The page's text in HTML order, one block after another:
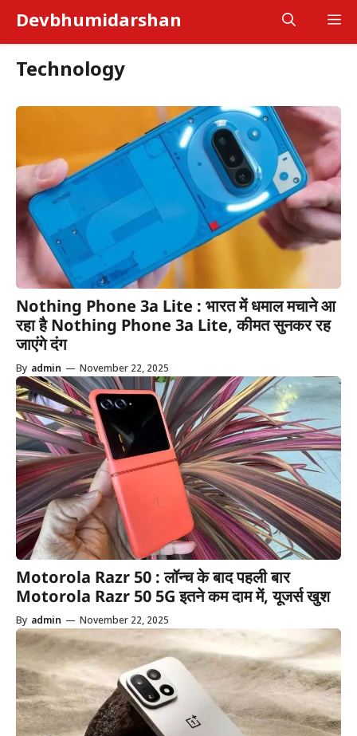
content
Devbhumidarshan
Technology
Nothing Phone 3a Lite : भारत में धमाल मचाने आ
रहा है Nothing Phone 3a Lite, कीमत सुनकर रह
जाएंगे दंग
By admin — November 22, 2025
Motorola Razr 50 : लॉन्च के बाद पहली बार
Motorola Razr 50 5G इतने कम दाम में, यूजर्स खुश
By admin — November 22, 2025